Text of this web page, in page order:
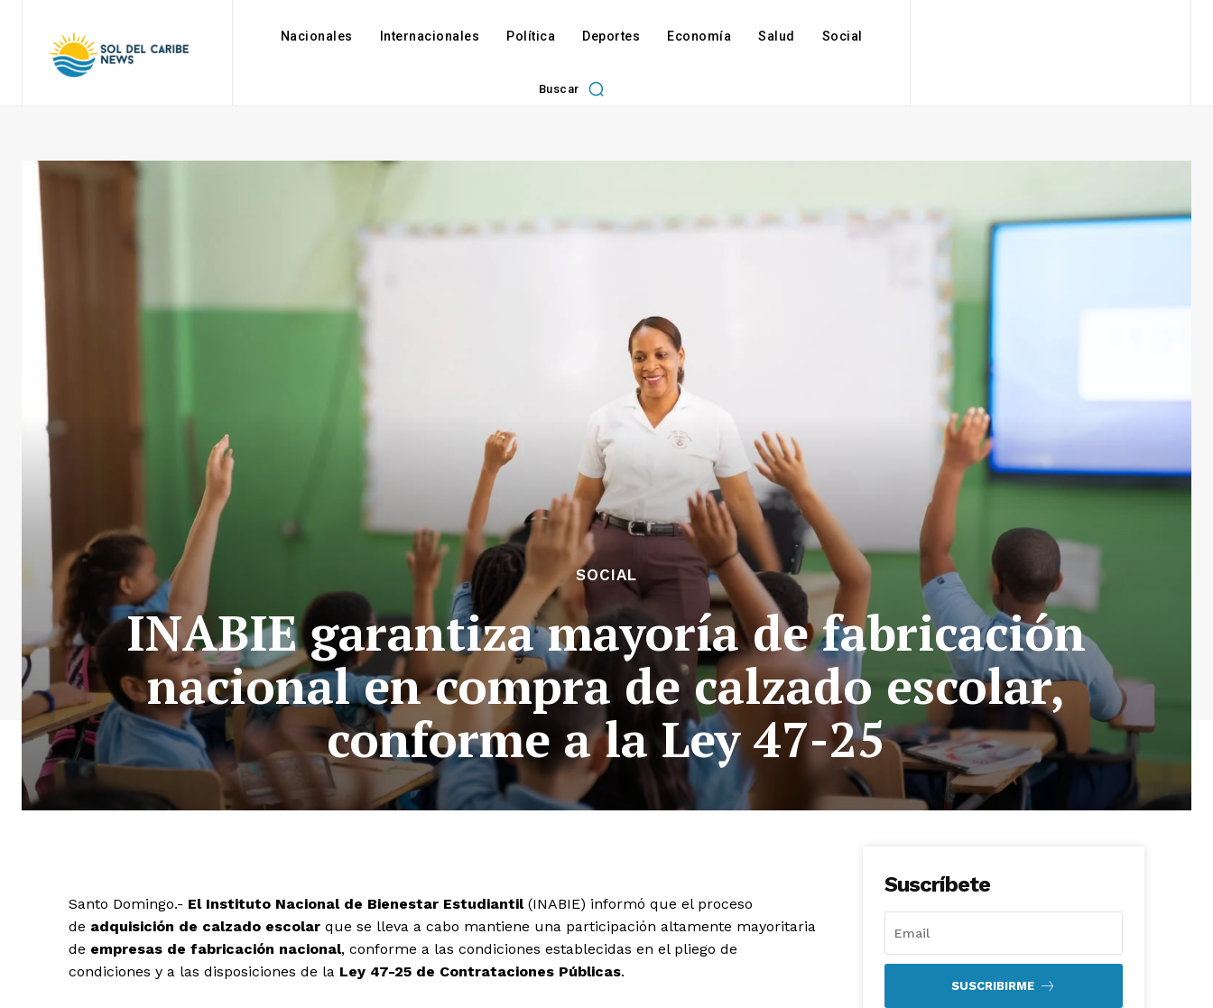
Nacionales Internacionales Política Deportes Economía Salud Social
Buscar
SOCIAL
INABIE garantiza mayoría de fabricación
nacional en compra de calzado escolar,
conforme a la Ley 47-25
Santo Domingo.- El Instituto Nacional de Bienestar Estudiantil(INABIE) informó que el proceso
de adquisición de calzado escolar que se lleva a cabo mantiene una participación altamente mayoritaria
de empresas de fabricación nacional, conforme a las condiciones establecidas en el pliego de
condiciones y a las disposiciones de la Ley 47-25 de Contrataciones Públicas.
Suscríbete
SUSCRIBIRME